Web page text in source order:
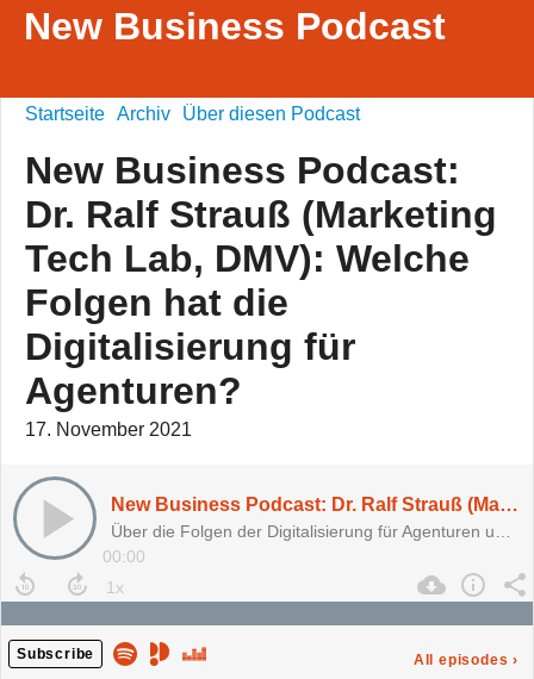
New Business Podcast
Startseite Archiv Über diesen Podcast
New Business Podcast:
Dr. Ralf Strauß (Marketing
Tech Lab, DMV): Welche
Folgen hat die
Digitalisierung für
Agenturen?
17. November 2021
New Business Podcast: Dr. Ralf Strauß (Marketing Tech Lab, DMV): Welche Folgen hat die Digitalisierung für Agenturen?
00:00
Subscribe All episodes ›